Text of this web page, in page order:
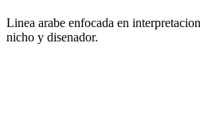
Linea arabe enfocada en
nicho y disenador.